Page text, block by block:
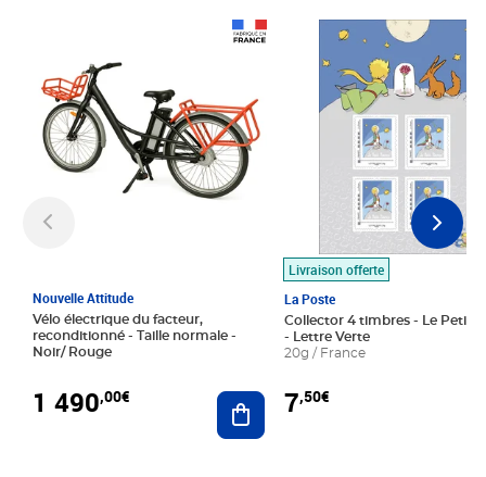
Nouvelle Attitude
Vélo électrique du facteur,
reconditionné - Taille normale -
Noir/ Rouge
1 490,00€ Ajouter au panier
Livraison offerte
La Poste
Collector 4 timbres - Le Petit
- Lettre Verte
20g / France
7,50€
Prix 7,50€